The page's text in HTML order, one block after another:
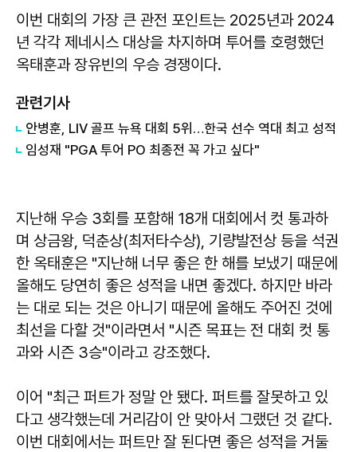
이번 대회의 가장 큰 관전 포인트는 2025년과 2024
년 각각 제네시스 대상을 차지하며 투어를 호령했던
옥태훈과 장유빈의 우승 경쟁이다.
관련기사
안병훈, LIV 골프 뉴욕 대회 5위…한국 선수 역대 최고 성적
임성재 "PGA 투어 PO 최종전 꼭 가고 싶다"
지난해 우승 3회를 포함해 18개 대회에서 컷 통과하
며 상금왕, 덕춘상(최저타수상), 기량발전상 등을 석권
한 옥태훈은 "지난해 너무 좋은 한 해를 보냈기 때문에
올해도 당연히 좋은 성적을 내면 좋겠다. 하지만 바라
는 대로 되는 것은 아니기 때문에 올해도 주어진 것에
최선을 다할 것"이라면서 "시즌 목표는 전 대회 컷 통
과와 시즌 3승"이라고 강조했다.
이어 "최근 퍼트가 정말 안 됐다. 퍼트를 잘못하고 있
다고 생각했는데 거리감이 안 맞아서 그랬던 것 같다.
이번 대회에서는 퍼트만 잘 된다면 좋은 성적을 거둘